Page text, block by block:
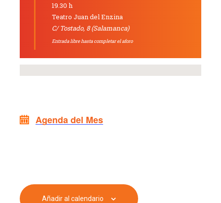
19.30 h
Teatro Juan del Enzina
C/ Tostado, 8 (Salamanca)
Entrada libre hasta completar el aforo
Agenda del Mes
Añadir al calendario